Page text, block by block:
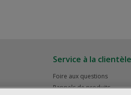
Service à la clientèle
Foire aux questions
Rappels de produits